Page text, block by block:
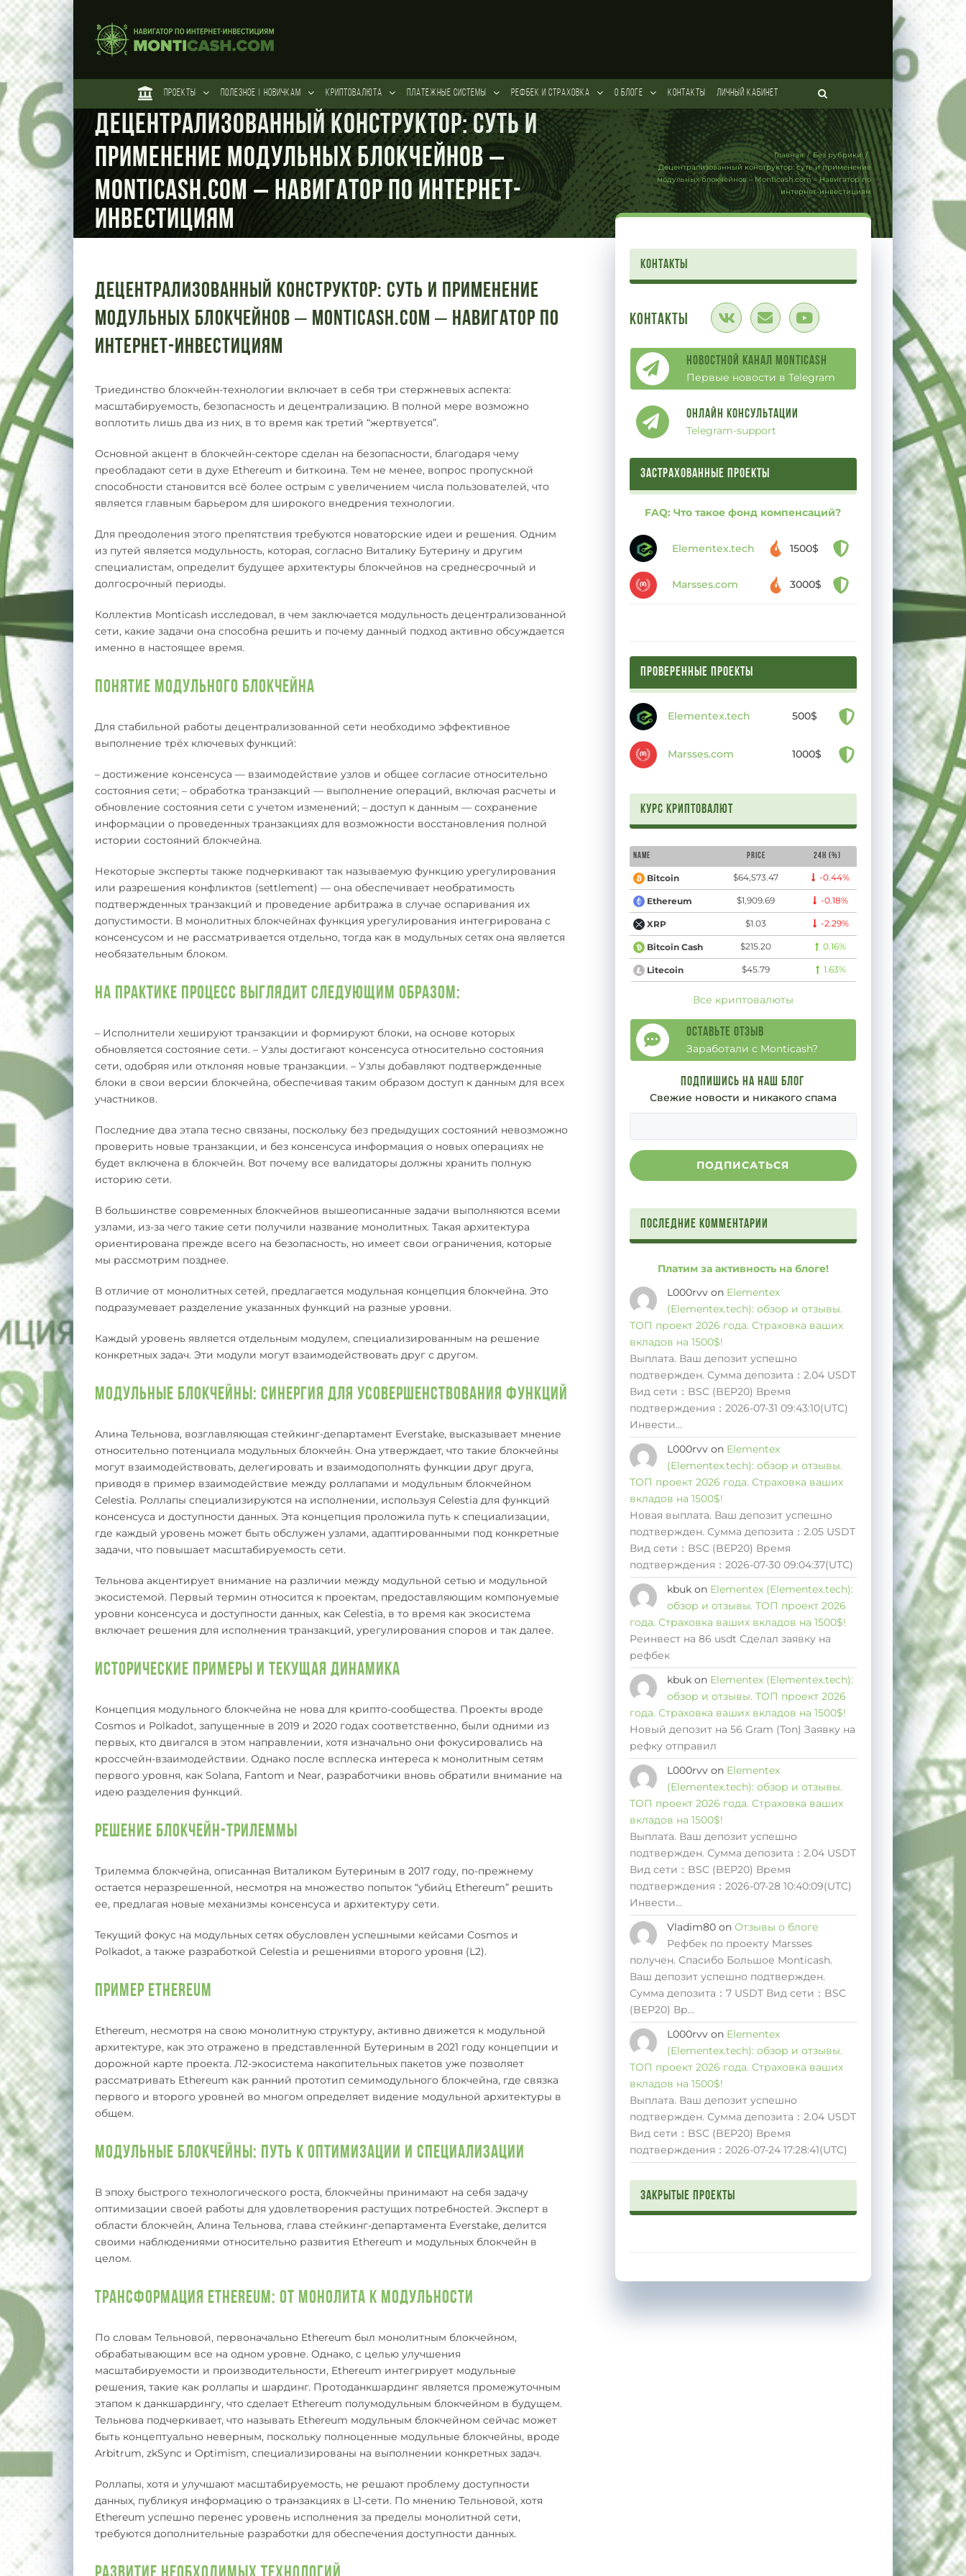
Skip
content
ПРОЕКТЫ ПОЛЕЗНОЕ | НОВИЧКАМ КРИПТОВАЛЮТА ПЛАТЕЖНЫЕ СИСТЕМЫ РЕФБЕК и СТРАХОВКА О БЛОГЕ КОНТАКТЫ ЛИЧНЫЙ КАБИНЕТ
Децентрализованный конструктор: суть и
применение модульных блокчейнов –
Monticash.com – Навигатор по интернет-
инвестициям
Главная / Без рубрики /
Децентрализованный конструктор: суть и применение
модульных блокчейнов – Monticash.com – Навигатор по
интернет-инвестициям
Децентрализованный конструктор: суть и применение
модульных блокчейнов – Monticash.com – Навигатор по
интернет-инвестициям
Триединство блокчейн-технологии включает в себя три стержневых аспекта:
масштабируемость, безопасность и децентрализацию. В полной мере возможно
воплотить лишь два из них, в то время как третий “жертвуется”.
Основной акцент в блокчейн-секторе сделан на безопасности, благодаря чему
преобладают сети в духе Ethereum и биткоина. Тем не менее, вопрос пропускной
способности становится всё более острым с увеличением числа пользователей, что
является главным барьером для широкого внедрения технологии.
Для преодоления этого препятствия требуются новаторские идеи и решения. Одним
из путей является модульность, которая, согласно Виталику Бутерину и другим
специалистам, определит будущее архитектуры блокчейнов на среднесрочный и
долгосрочный периоды.
Коллектив Monticash исследовал, в чем заключается модульность децентрализованной
сети, какие задачи она способна решить и почему данный подход активно обсуждается
именно в настоящее время.
Понятие модульного блокчейна
Для стабильной работы децентрализованной сети необходимо эффективное
выполнение трёх ключевых функций:
– достижение консенсуса — взаимодействие узлов и общее согласие относительно
состояния сети; – обработка транзакций — выполнение операций, включая расчеты и
обновление состояния сети с учетом изменений; – доступ к данным — сохранение
информации о проведенных транзакциях для возможности восстановления полной
истории состояний блокчейна.
Некоторые эксперты также подчеркивают так называемую функцию урегулирования
или разрешения конфликтов (settlement) — она обеспечивает необратимость
подтвержденных транзакций и проведение арбитража в случае оспаривания их
допустимости. В монолитных блокчейнах функция урегулирования интегрирована с
консенсусом и не рассматривается отдельно, тогда как в модульных сетях она является
необязательным блоком.
На практике процесс выглядит следующим образом:
– Исполнители хешируют транзакции и формируют блоки, на основе которых
обновляется состояние сети. – Узлы достигают консенсуса относительно состояния
сети, одобряя или отклоняя новые транзакции. – Узлы добавляют подтвержденные
блоки в свои версии блокчейна, обеспечивая таким образом доступ к данным для всех
участников.
Последние два этапа тесно связаны, поскольку без предыдущих состояний невозможно
проверить новые транзакции, и без консенсуса информация о новых операциях не
будет включена в блокчейн. Вот почему все валидаторы должны хранить полную
историю сети.
В большинстве современных блокчейнов вышеописанные задачи выполняются всеми
узлами, из-за чего такие сети получили название монолитных. Такая архитектура
ориентирована прежде всего на безопасность, но имеет свои ограничения, которые
мы рассмотрим позднее.
В отличие от монолитных сетей, предлагается модульная концепция блокчейна. Это
подразумевает разделение указанных функций на разные уровни.
Каждый уровень является отдельным модулем, специализированным на решение
конкретных задач. Эти модули могут взаимодействовать друг с другом.
Модульные блокчейны: синергия для усовершенствования функций
Алина Тельнова, возглавляющая стейкинг-департамент Everstake, высказывает мнение
относительно потенциала модульных блокчейн. Она утверждает, что такие блокчейны
могут взаимодействовать, делегировать и взаимодополнять функции друг друга,
приводя в пример взаимодействие между роллапами и модульным блокчейном
Celestia. Роллапы специализируются на исполнении, используя Celestia для функций
консенсуса и доступности данных. Эта концепция проложила путь к специализации,
где каждый уровень может быть обслужен узлами, адаптированными под конкретные
задачи, что повышает масштабируемость сети.
Тельнова акцентирует внимание на различии между модульной сетью и модульной
экосистемой. Первый термин относится к проектам, предоставляющим компонуемые
уровни консенсуса и доступности данных, как Celestia, в то время как экосистема
включает решения для исполнения транзакций, урегулирования споров и так далее.
Исторические примеры и текущая динамика
Концепция модульного блокчейна не нова для крипто-сообщества. Проекты вроде
Cosmos и Polkadot, запущенные в 2019 и 2020 годах соответственно, были одними из
первых, кто двигался в этом направлении, хотя изначально они фокусировались на
кроссчейн-взаимодействии. Однако после всплеска интереса к монолитным сетям
первого уровня, как Solana, Fantom и Near, разработчики вновь обратили внимание на
идею разделения функций.
Решение блокчейн-трилеммы
Трилемма блокчейна, описанная Виталиком Бутериным в 2017 году, по-прежнему
остается неразрешенной, несмотря на множество попыток “убийц Ethereum” решить
ее, предлагая новые механизмы консенсуса и архитектуру сети.
Текущий фокус на модульных сетях обусловлен успешными кейсами Cosmos и
Polkadot, а также разработкой Celestia и решениями второго уровня (L2).
Пример Ethereum
Ethereum, несмотря на свою монолитную структуру, активно движется к модульной
архитектуре, как это отражено в представленной Бутериным в 2021 году концепции и
дорожной карте проекта. Л2-экосистема накопительных пакетов уже позволяет
рассматривать Ethereum как ранний прототип семимодульного блокчейна, где связка
первого и второго уровней во многом определяет видение модульной архитектуры в
общем.
Модульные Блокчейны: Путь к Оптимизации и Специализации
В эпоху быстрого технологического роста, блокчейны принимают на себя задачу
оптимизации своей работы для удовлетворения растущих потребностей. Эксперт в
области блокчейн, Алина Тельнова, глава стейкинг-департамента Everstake, делится
своими наблюдениями относительно развития Ethereum и модульных блокчейн в
целом.
Трансформация Ethereum: От Монолита к Модульности
По словам Тельновой, первоначально Ethereum был монолитным блокчейном,
обрабатывающим все на одном уровне. Однако, с целью улучшения
масштабируемости и производительности, Ethereum интегрирует модульные
решения, такие как роллапы и шардинг. Протоданкшардинг является промежуточным
этапом к данкшардингу, что сделает Ethereum полумодульным блокчейном в будущем.
Тельнова подчеркивает, что называть Ethereum модульным блокчейном сейчас может
быть концептуально неверным, поскольку полноценные модульные блокчейны, вроде
Arbitrum, zkSync и Optimism, специализированы на выполнении конкретных задач.
Роллапы, хотя и улучшают масштабируемость, не решают проблему доступности
данных, публикуя информацию о транзакциях в L1-сети. По мнению Тельновой, хотя
Ethereum успешно перенес уровень исполнения за пределы монолитной сети,
требуются дополнительные разработки для обеспечения доступности данных.
контакты
Контакты
Новостной канал Monticash
Первые новости в Telegram
Онлайн Консультации
Telegram-support
ЗАСТРАХОВАННЫЕ ПРОЕКТЫ
FAQ: Что такое фонд компенсаций?
Elementex.tech 1500$
Marsses.com 3000$
ПРОВЕРЕННЫЕ ПРОЕКТЫ
Elementex.tech 500$
Marsses.com 1000$
Курс криптовалют
Name Price 24H (%)
Bitcoin $64,573.47 -0.44%
Ethereum $1,909.69 -0.18%
XRP $1.03 -2.29%
Bitcoin Cash $215.20 0.16%
Litecoin $45.79 1.63%
Все криптовалюты
Оставьте отзыв
Заработали с Monticash?
Подпишись на наш блог
Свежие новости и никакого спама
Последние комментарии
Платим за активность на блоге!
L000rvv on Elementex
(Elementex.tech): обзор и отзывы.
ТОП проект 2026 года. Страховка ваших
вкладов на 1500$!
Выплата. Ваш депозит успешно
подтвержден. Сумма депозита：2.04 USDT
Вид сети：BSC (BEP20) Время
подтверждения：2026-07-31 09:43:10(UTC)
Инвести…
L000rvv on Elementex
(Elementex.tech): обзор и отзывы.
ТОП проект 2026 года. Страховка ваших
вкладов на 1500$!
Новая выплата. Ваш депозит успешно
подтвержден. Сумма депозита：2.05 USDT
Вид сети：BSC (BEP20) Время
подтверждения：2026-07-30 09:04:37(UTC)
kbuk on Elementex (Elementex.tech):
обзор и отзывы. ТОП проект 2026
года. Страховка ваших вкладов на 1500$!
Реинвест на 86 usdt Сделал заявку на
рефбек
kbuk on Elementex (Elementex.tech):
обзор и отзывы. ТОП проект 2026
года. Страховка ваших вкладов на 1500$!
Новый депозит на 56 Gram (Ton) Заявку на
рефку отправил
L000rvv on Elementex
(Elementex.tech): обзор и отзывы.
ТОП проект 2026 года. Страховка ваших
вкладов на 1500$!
Выплата. Ваш депозит успешно
подтвержден. Сумма депозита：2.04 USDT
Вид сети：BSC (BEP20) Время
подтверждения：2026-07-28 10:40:09(UTC)
Инвести…
Vladim80 on Отзывы о блоге
Рефбек по проекту Marsses
получен. Спасибо Большое Monticash.
Ваш депозит успешно подтвержден.
Сумма депозита：7 USDT Вид сети：BSC
(BEP20) Вр…
L000rvv on Elementex
(Elementex.tech): обзор и отзывы.
ТОП проект 2026 года. Страховка ваших
вкладов на 1500$!
Выплата. Ваш депозит успешно
подтвержден. Сумма депозита：2.04 USDT
Вид сети：BSC (BEP20) Время
подтверждения：2026-07-24 17:28:41(UTC)
Закрытые проекты